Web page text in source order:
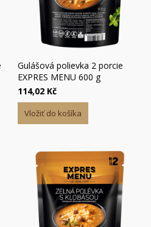
Gulášová polievka 2 porcie
EXPRES MENU 600 g
114,02 Kč
Vložiť do košíka